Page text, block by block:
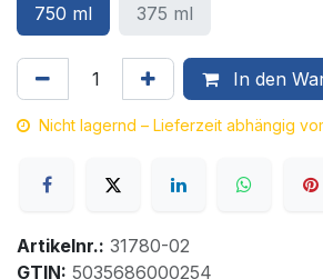
750 ml 375 ml
In den
Nicht lagernd – Lieferzeit abhängig
Artikelnr.: 31780-02
GTIN: 5035686000254